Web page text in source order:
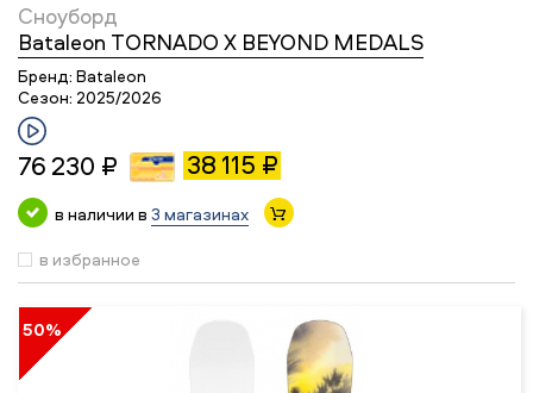
Сноуборд
Bataleon TORNADO X BEYOND MEDALS
Бренд: Bataleon
Сезон: 2025/2026
76 230 ₽ 38 115 ₽
в наличии в 3 магазинах
в избранное
50%